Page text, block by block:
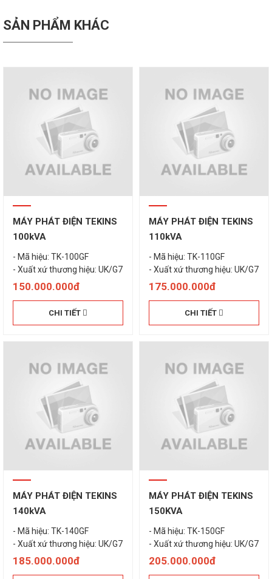
SẢN PHẨM KHÁC
MÁY PHÁT ĐIỆN TEKINS
100kVA
- Mã hiệu: TK-100GF
- Xuất xứ thương hiệu: UK/G7
150.000.000đ
CHI TIẾT
MÁY PHÁT ĐIỆN TEKINS
110kVA
- Mã hiệu: TK-110GF
- Xuất xứ thương hiệu: UK/G7
175.000.000đ
CHI TIẾT
MÁY PHÁT ĐIỆN TEKINS
140kVA
- Mã hiệu: TK-140GF
- Xuất xứ thương hiệu: UK/G7
185.000.000đ
MÁY PHÁT ĐIỆN TEKINS
150KVA
- Mã hiệu: TK-150GF
205.000.000đ